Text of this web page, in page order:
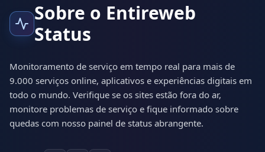
Sobre o Entireweb
Status
Monitoramento de serviço em tempo real para mais de
9.000 serviços online, aplicativos e experiências digitais em
todo o mundo. Verifique se os sites estão fora do ar,
monitore problemas de serviço e fique informado sobre
quedas com nosso painel de status abrangente.